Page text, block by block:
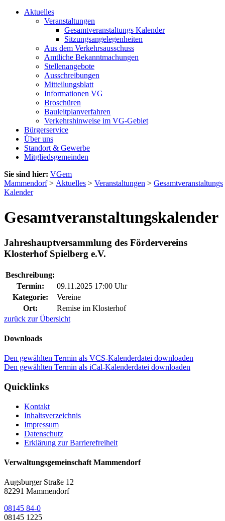
Aktuelles
Veranstaltungen
Gesamtveranstaltungs Kalender
Sitzungsangelegenheiten
Aus dem Verkehrsausschuss
Amtliche Bekanntmachungen
Stellenangebote
Ausschreibungen
Mitteilungsblatt
Informationen VG
Broschüren
Bauleitplanverfahren
Verkehrshinweise im VG-Gebiet
Bürgerservice
Über uns
Standort & Gewerbe
Mitgliedsgemeinden
Sie sind hier: VGem
Mammendorf> Aktuelles > Veranstaltungen > Gesamtveranstaltungs
Kalender
Gesamtveranstaltungskalender
Jahreshauptversammlung des Fördervereins
Klosterhof Spielberg e.V.
Beschreibung:
Termin:
09.11.2025 17:00 Uhr
Kategorie:
Vereine
Ort:
Remise im Klosterhof
zurück zur Übersicht
Downloads
Den gewählten Termin als VCS-Kalenderdatei downloaden
Den gewählten Termin als iCal-Kalenderdatei downloaden
Quicklinks
Kontakt
Inhaltsverzeichnis
Impressum
Datenschutz
Erklärung zur Barrierefreiheit
Verwaltungsgemeinschaft Mammendorf
Augsburger Straße 12
82291 Mammendorf
08145 84-0
08145 1225